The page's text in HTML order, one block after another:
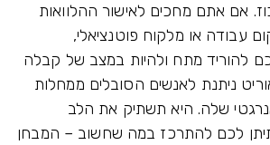
אם אתם מחכים לאישור ההלוואות
עבודה או מלקוח פוטנציאלי,
להוריד מתח ולהיות במצב של קבלה
ניתנת לאנשים הסובלים ממחלות
שלה. היא תשתיק את הלב
לכם להתרכז במה שחשוב – המבחן